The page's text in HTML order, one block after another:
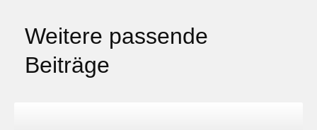
Weitere passende
Beiträge